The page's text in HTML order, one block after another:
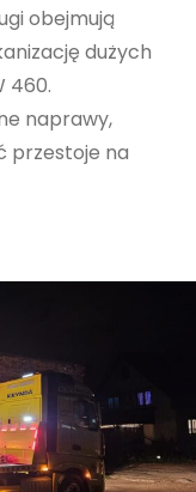
obejmują
dużych
460.
naprawy,
przestoje na